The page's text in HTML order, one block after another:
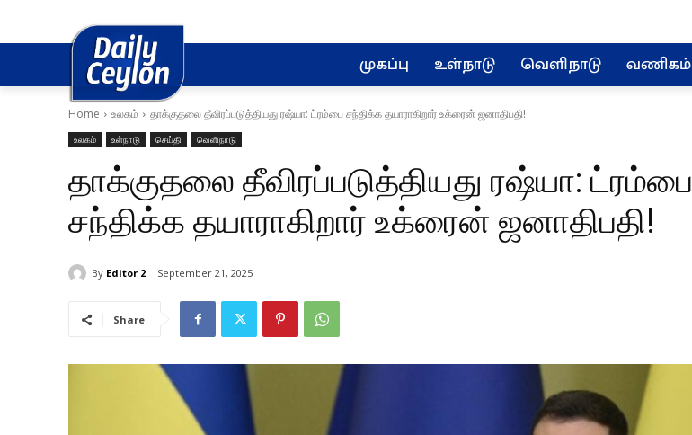
முகப்பு உள்நாடு வெளிநாடு வணிகம்
Home உலகம் தாக்குதலை தீவிரப்படுத்தியது ரஷ்யா: ட்ரம்பை சந்திக்க தயாராகிறார் உக்ரைன் ஜனாதிபதி!
உலகம் உள்நாடு செய்தி வெளிநாடு
தாக்குதலை தீவிரப்படுத்தியது ரஷ்யா: ட்ரம்பை
சந்திக்க தயாராகிறார் உக்ரைன் ஜனாதிபதி!
By Editor 2 September 21, 2025
Share